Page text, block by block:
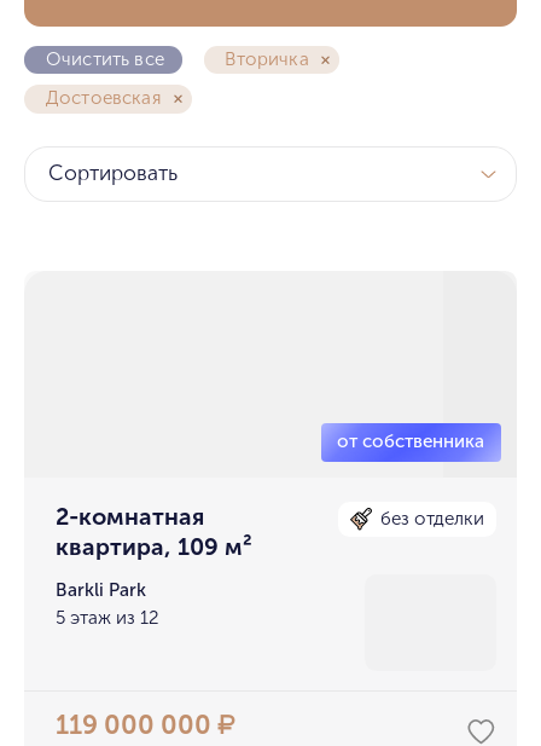
Очистить все
Вторичка
Достоевская
Сортировать
2-комнатная
квартира, 109 м²
без отделки
Barkli Park
5 этаж из 12
119 000 000₽